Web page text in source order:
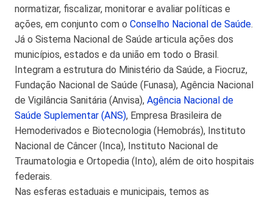
normatizar, fiscalizar, monitorar e avaliar políticas e
ações, em conjunto com o Conselho Nacional de Saúde.
Já o Sistema Nacional de Saúde articula ações dos
municípios, estados e da união em todo o Brasil.
Integram a estrutura do Ministério da Saúde, a Fiocruz,
Fundação Nacional de Saúde (Funasa), Agência Nacional
de Vigilância Sanitária (Anvisa), Agência Nacional de
Saúde Suplementar (ANS), Empresa Brasileira de
Hemoderivados e Biotecnologia (Hemobrás), Instituto
Nacional de Câncer (Inca), Instituto Nacional de
Traumatologia e Ortopedia (Into), além de oito hospitais
federais.
Nas esferas estaduais e municipais, temos as